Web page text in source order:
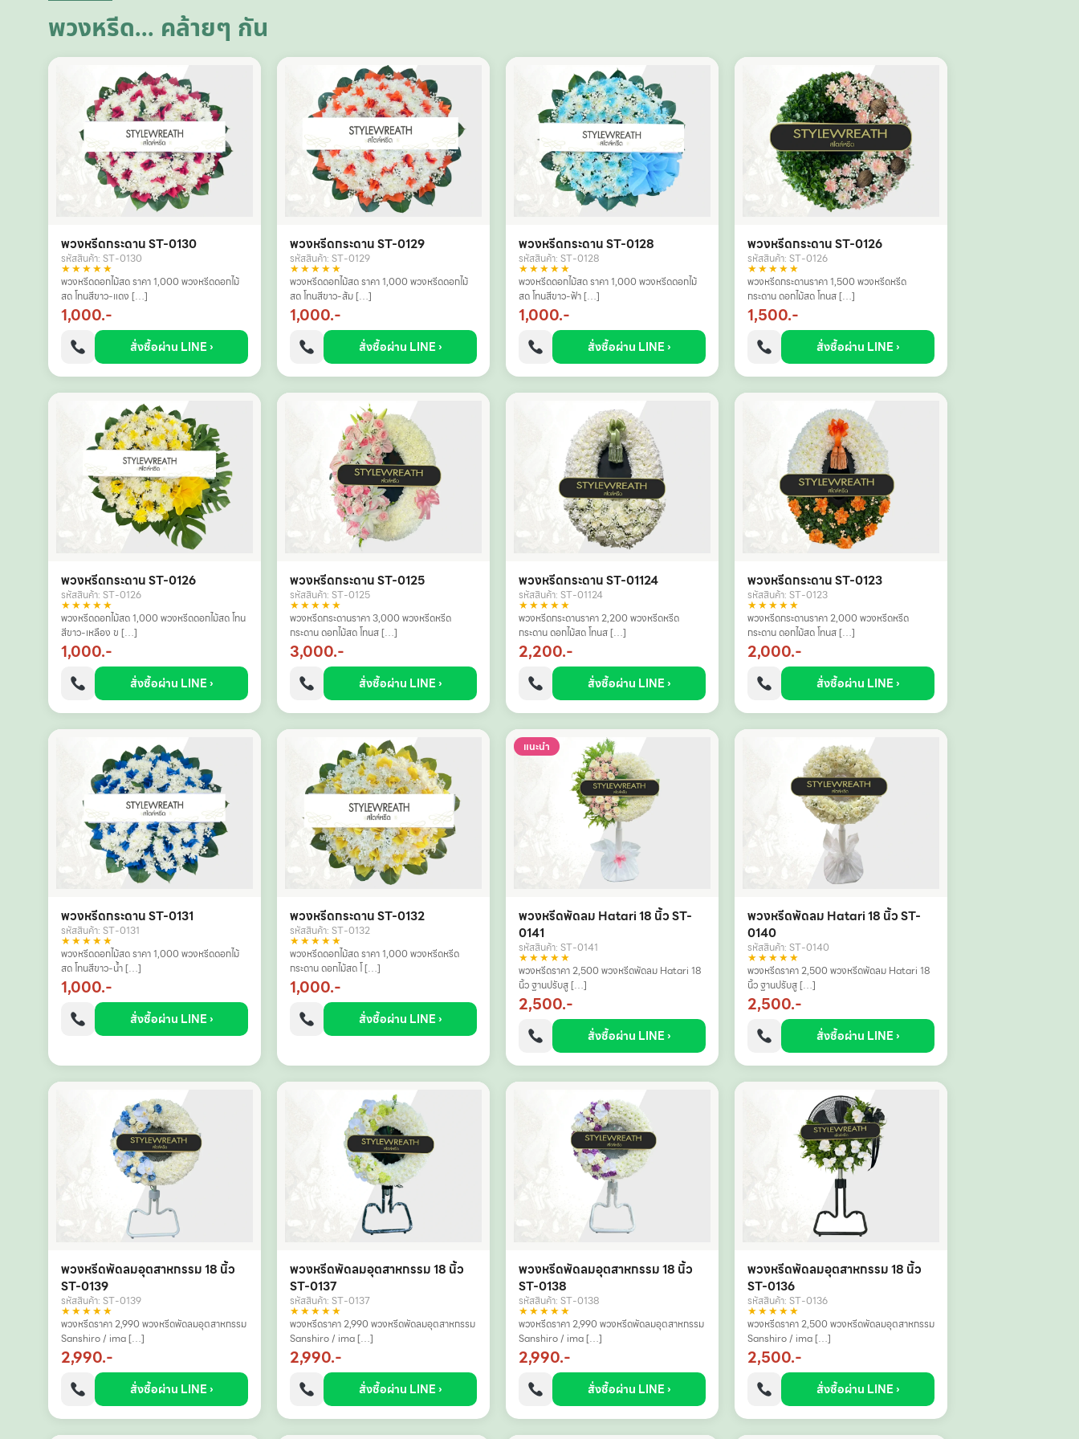
พวงหรีด... คล้ายๆ กัน
พวงหรีดกระดาน ST-0130
รหัสสินค้า: ST-0130
★★★★★
พวงหรีดดอกไม้สด ราคา 1,000 พวงหรีดดอกไม้
สด โทนสีขาว-แดง […]
1,000.-
สั่งซื้อผ่าน LINE ›
พวงหรีดกระดาน ST-0129
รหัสสินค้า: ST-0129
★★★★★
พวงหรีดดอกไม้สด ราคา 1,000 พวงหรีดดอกไม้
สด โทนสีขาว-ส้ม […]
1,000.-
สั่งซื้อผ่าน LINE ›
พวงหรีดกระดาน ST-0128
รหัสสินค้า: ST-0128
★★★★★
พวงหรีดดอกไม้สด ราคา 1,000 พวงหรีดดอกไม้
สด โทนสีขาว-ฟ้า […]
1,000.-
สั่งซื้อผ่าน LINE ›
พวงหรีดกระดาน ST-0126
รหัสสินค้า: ST-0126
★★★★★
พวงหรีดกระดานราคา 1,500 พวงหรีดหรีด
กระดาน ดอกไม้สด โทนส […]
1,500.-
สั่งซื้อผ่าน LINE ›
พวงหรีดกระดาน ST-0126
รหัสสินค้า: ST-0126
★★★★★
พวงหรีดดอกไม้สด 1,000 พวงหรีดดอกไม้สด โทน
สีขาว-เหลือง ข […]
1,000.-
สั่งซื้อผ่าน LINE ›
พวงหรีดกระดาน ST-0125
รหัสสินค้า: ST-0125
★★★★★
พวงหรีดกระดานราคา 3,000 พวงหรีดหรีด
กระดาน ดอกไม้สด โทนส […]
3,000.-
สั่งซื้อผ่าน LINE ›
พวงหรีดกระดาน ST-01124
รหัสสินค้า: ST-01124
★★★★★
พวงหรีดกระดานราคา 2,200 พวงหรีดหรีด
กระดาน ดอกไม้สด โทนส […]
2,200.-
สั่งซื้อผ่าน LINE ›
พวงหรีดกระดาน ST-0123
รหัสสินค้า: ST-0123
★★★★★
พวงหรีดกระดานราคา 2,000 พวงหรีดหรีด
กระดาน ดอกไม้สด โทนส […]
2,000.-
สั่งซื้อผ่าน LINE ›
พวงหรีดกระดาน ST-0131
รหัสสินค้า: ST-0131
★★★★★
พวงหรีดดอกไม้สด ราคา 1,000 พวงหรีดดอกไม้
สด โทนสีขาว-น้ำ […]
1,000.-
สั่งซื้อผ่าน LINE ›
พวงหรีดกระดาน ST-0132
รหัสสินค้า: ST-0132
★★★★★
พวงหรีดดอกไม้สด ราคา 1,000 พวงหรีดหรีด
กระดาน ดอกไม้สด โ […]
1,000.-
สั่งซื้อผ่าน LINE ›
แนะนำ
พวงหรีดพัดลม Hatari 18 นิ้ว ST-
0141
รหัสสินค้า: ST-0141
★★★★★
พวงหรีดราคา 2,500 พวงหรีดพัดลม Hatari 18
นิ้ว ฐานปรับสู […]
2,500.-
สั่งซื้อผ่าน LINE ›
พวงหรีดพัดลม Hatari 18 นิ้ว ST-
0140
รหัสสินค้า: ST-0140
★★★★★
พวงหรีดราคา 2,500 พวงหรีดพัดลม Hatari 18
นิ้ว ฐานปรับสู […]
2,500.-
สั่งซื้อผ่าน LINE ›
พวงหรีดพัดลมอุตสาหกรรม 18 นิ้ว
ST-0139
รหัสสินค้า: ST-0139
★★★★★
พวงหรีดราคา 2,990 พวงหรีดพัดลมอุตสาหกรรม
Sanshiro / ima […]
2,990.-
สั่งซื้อผ่าน LINE ›
พวงหรีดพัดลมอุตสาหกรรม 18 นิ้ว
ST-0137
รหัสสินค้า: ST-0137
★★★★★
พวงหรีดราคา 2,990 พวงหรีดพัดลมอุตสาหกรรม
Sanshiro / ima […]
2,990.-
สั่งซื้อผ่าน LINE ›
พวงหรีดพัดลมอุตสาหกรรม 18 นิ้ว
ST-0138
รหัสสินค้า: ST-0138
★★★★★
พวงหรีดราคา 2,990 พวงหรีดพัดลมอุตสาหกรรม
Sanshiro / ima […]
2,990.-
สั่งซื้อผ่าน LINE ›
พวงหรีดพัดลมอุตสาหกรรม 18 นิ้ว
ST-0136
รหัสสินค้า: ST-0136
★★★★★
พวงหรีดราคา 2,500 พวงหรีดพัดลมอุตสาหกรรม
Sanshiro / ima […]
2,500.-
สั่งซื้อผ่าน LINE ›